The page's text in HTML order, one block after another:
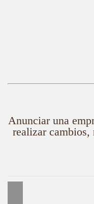
Anunciar una
realizar